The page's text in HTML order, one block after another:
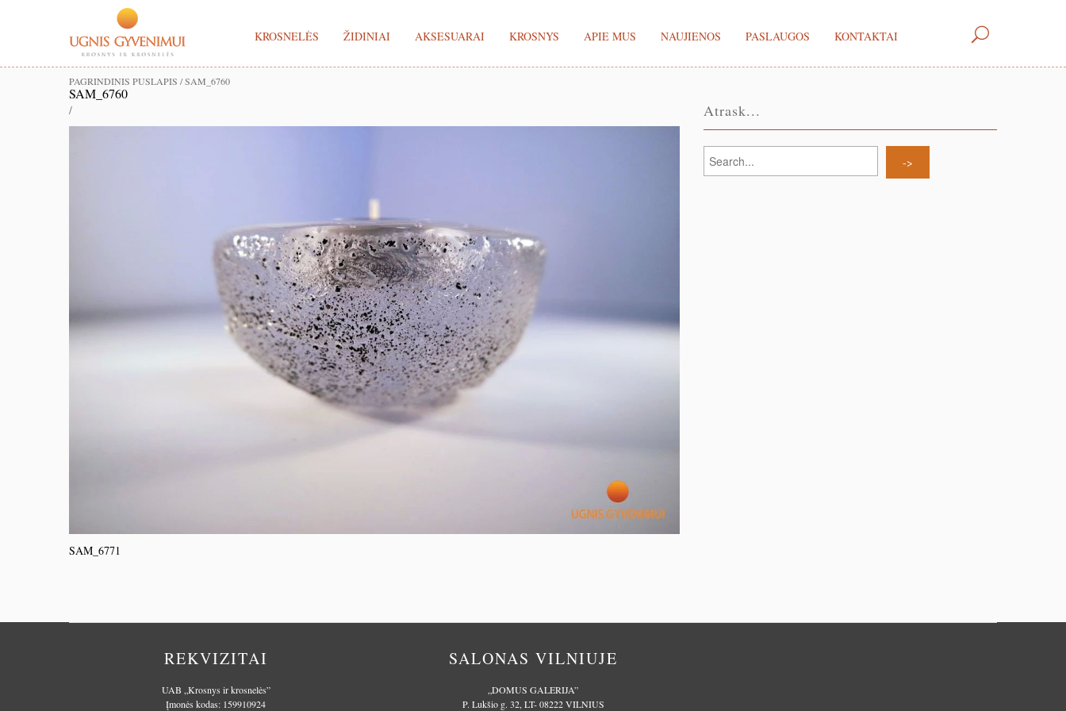
KROSNELĖS ŽIDINIAI AKSESUARAI KROSNYS APIE MUS NAUJIENOS PASLAUGOS KONTAKTAI
PAGRINDINIS PUSLAPIS /SAM_6760
SAM_6760
/
SAM_6771
Atrask...
REKVIZITAI
UAB „Krosnys ir krosnelės”
Įmonės kodas: 159910924
SALONAS VILNIUJE
„DOMUS GALERIJA”
P. Lukšio g. 32, LT- 08222 VILNIUS